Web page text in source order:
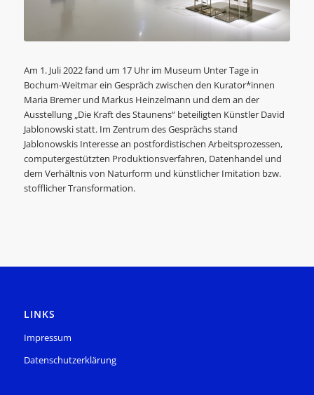
Am 1. Juli 2022 fand um 17 Uhr im Museum Unter Tage in
Bochum-Weitmar ein Gespräch zwischen den Kurator*innen
Maria Bremer und Markus Heinzelmann und dem an der
Ausstellung „Die Kraft des Staunens“ beteiligten Künstler David
Jablonowski statt. Im Zentrum des Gesprächs stand
Jablonowskis Interesse an postfordistischen Arbeitsprozessen,
computergestützten Produktionsverfahren, Datenhandel und
dem Verhältnis von Naturform und künstlicher Imitation bzw.
stofflicher Transformation.
LINKS
Impressum
Datenschutzerklärung